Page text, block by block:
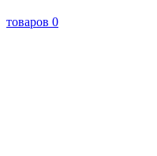
товаров 0